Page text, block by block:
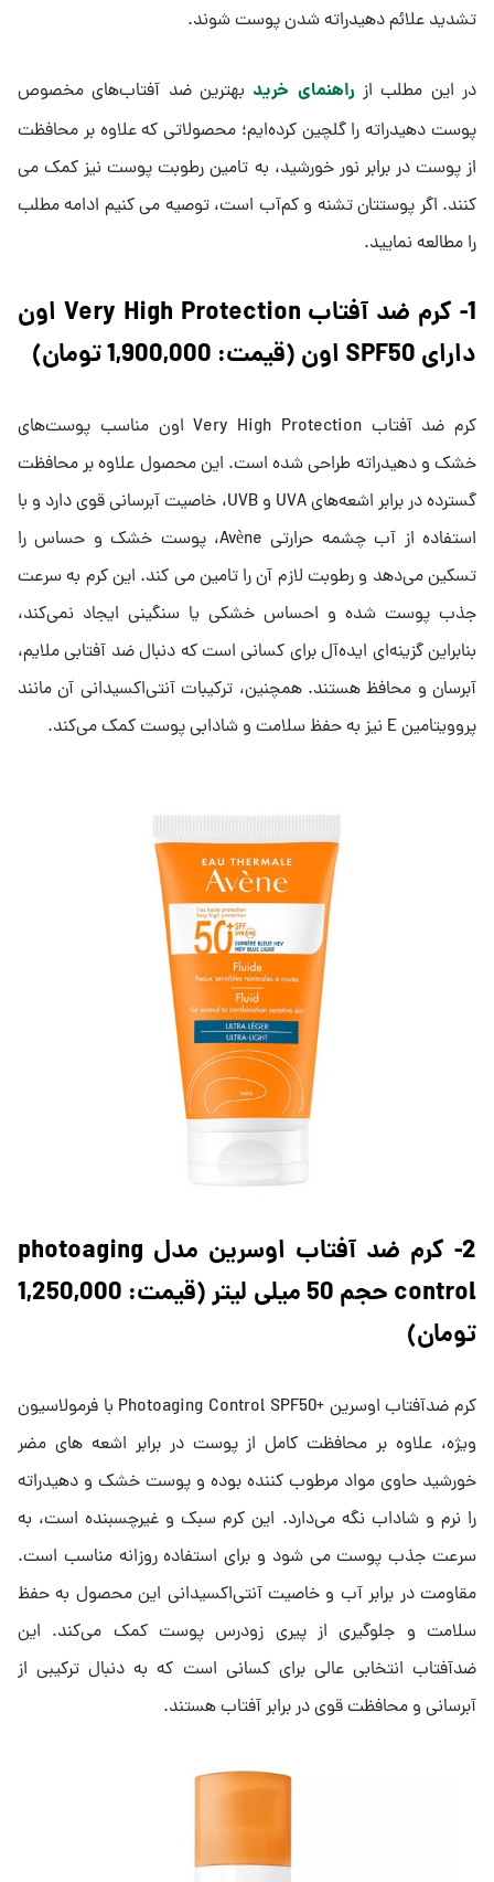
تشدید علائم دهیدراته شدن پوست شوند.
در این مطلب از راهنمای خرید بهترین ضد آفتاب‌های مخصوص
پوست دهیدراته را گلچین کرده‌ایم؛ محصولاتی که علاوه بر محافظت
از پوست در برابر نور خورشید، به تامین رطوبت پوست نیز کمک می
کنند. اگر پوستتان تشنه و کم‌آب است، توصیه می کنیم ادامه مطلب
را مطالعه نمایید.
1- کرم ضد آفتاب Very High Protection اون
دارای SPF50 اون (قیمت: 1,900,000 تومان)
کرم ضد آفتاب Very High Protection اون مناسب پوست‌های
خشک و دهیدراته طراحی شده است. این محصول علاوه بر محافظت
گسترده در برابر اشعه‌های UVA و UVB، خاصیت آبرسانی قوی دارد و با
استفاده از آب چشمه حرارتی Avène، پوست خشک و حساس را
تسکین می‌دهد و رطوبت لازم آن را تامین می کند. این کرم به سرعت
جذب پوست شده و احساس خشکی یا سنگینی ایجاد نمی‌کند،
بنابراین گزینه‌ای ایده‌آل برای کسانی است که دنبال ضد آفتابی ملایم،
آبرسان و محافظ هستند. همچنین، ترکیبات آنتی‌اکسیدانی آن مانند
پروویتامین E نیز به حفظ سلامت و شادابی پوست کمک می‌کند.
2- کرم ضد آفتاب اوسرین مدل photoaging
control حجم 50 میلی لیتر (قیمت: 1,250,000
تومان)
کرم ضدآفتاب اوسرین +Photoaging Control SPF50 با فرمولاسیون
ویژه، علاوه بر محافظت کامل از پوست در برابر اشعه های مضر
خورشید حاوی مواد مرطوب کننده بوده و پوست خشک و دهیدراته
را نرم و شاداب نگه می‌دارد. این کرم سبک و غیرچسبنده است، به
سرعت جذب پوست می شود و برای استفاده روزانه مناسب است.
مقاومت در برابر آب و خاصیت آنتی‌اکسیدانی این محصول به حفظ
سلامت و جلوگیری از پیری زودرس پوست کمک می‌کند. این
ضدآفتاب انتخابی عالی برای کسانی است که به دنبال ترکیبی از
آبرسانی و محافظت قوی در برابر آفتاب هستند.